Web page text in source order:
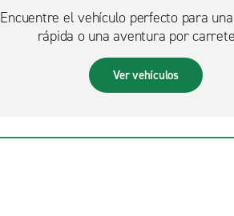
Encuentre el vehículo perfecto para
rápida o una aventura por
Ver vehículos